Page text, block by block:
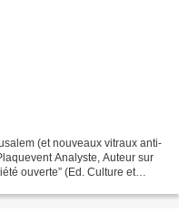
(et nouveaux vitraux anti-
Analyste, Auteur sur
ouverte” (Ed. Culture et